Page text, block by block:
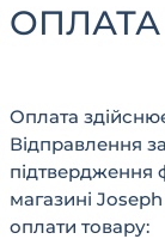
ОПЛАТА
Оплата
Відправлення
підтвердження
магазині
оплати товару: